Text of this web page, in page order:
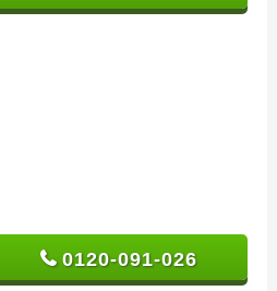
0120-091-026